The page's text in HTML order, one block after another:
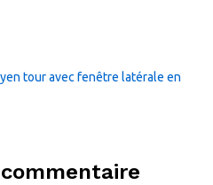
tour avec fenêtre latérale en